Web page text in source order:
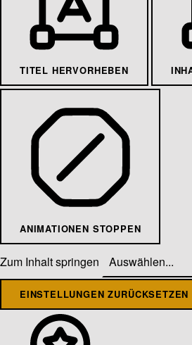
TITEL HERVORHEBEN
ANIMATIONEN STOPPEN
Zum Inhalt springen
EINSTELLUNGEN ZURÜCKSETZEN